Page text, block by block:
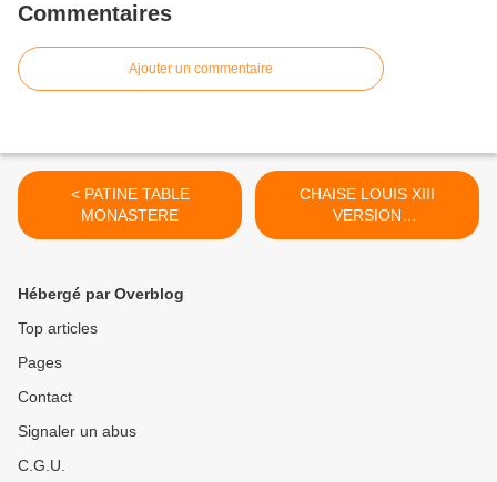
Commentaires
Ajouter un commentaire
< PATINE TABLE
MONASTERE
CHAISE LOUIS XIII
VERSION
CONTEMPORAINE >
Hébergé par Overblog
Top articles
Pages
Contact
Signaler un abus
C.G.U.